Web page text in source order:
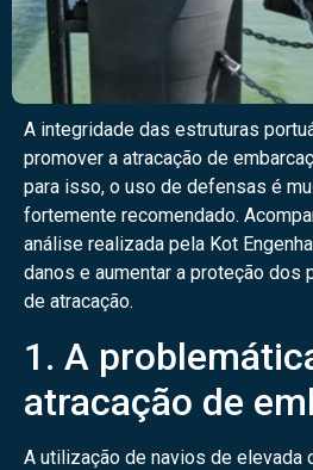
A integridade das estruturas
promover a atracação de
para isso, o uso de defensas é
fortemente recomendado.
análise realizada pela Kot
danos e aumentar a proteção dos
de atracação.
1. A
atracação de
A utilização de navios de elevada